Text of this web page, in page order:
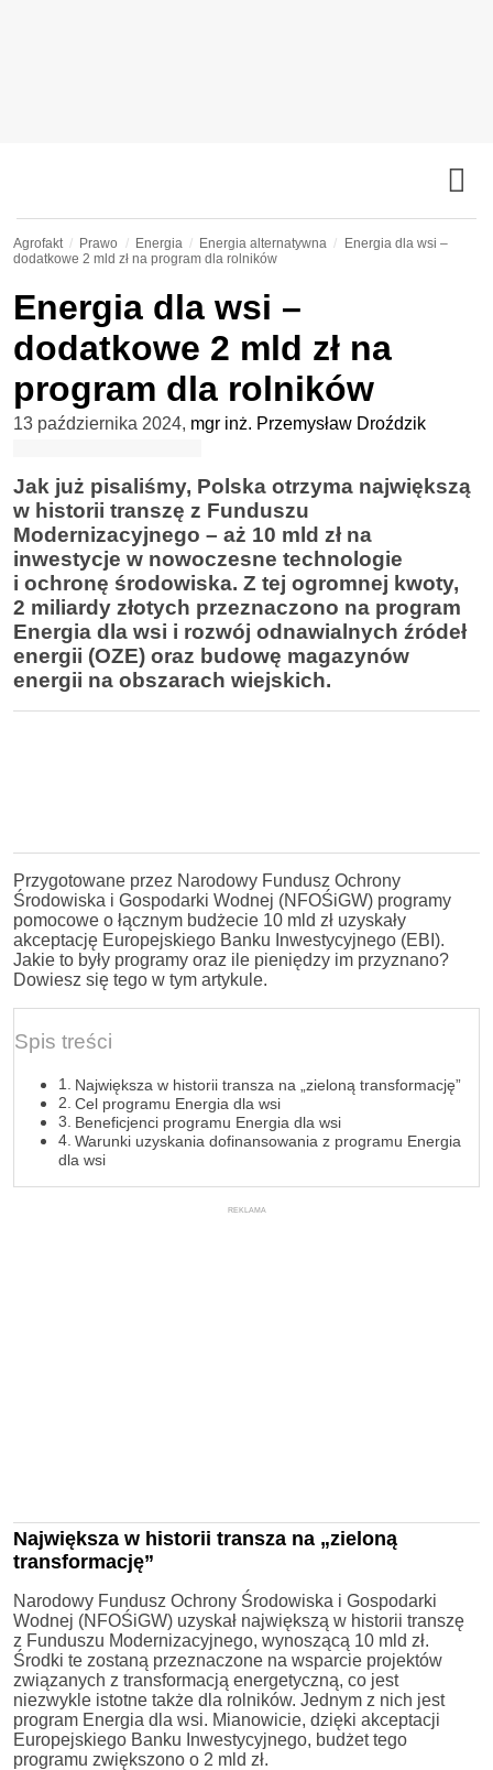
Agrofakt Prawo Energia Energia alternatywna
Energia dla wsi –
dodatkowe 2 mld zł na program dla rolników
Energia dla wsi –
dodatkowe 2 mld zł na
program dla rolników
13 października 2024, mgr inż. Przemysław Droździk
Jak już pisaliśmy, Polska otrzyma największą
w historii transzę z Funduszu
Modernizacyjnego – aż 10 mld zł na
inwestycje w nowoczesne technologie
i ochronę środowiska. Z tej ogromnej kwoty,
2 miliardy złotych przeznaczono na program
Energia dla wsi i rozwój odnawialnych źródeł
energii (OZE) oraz budowę magazynów
energii na obszarach wiejskich.
Przygotowane przez Narodowy Fundusz Ochrony
Środowiska i Gospodarki Wodnej (NFOŚiGW) programy
pomocowe o łącznym budżecie 10 mld zł uzyskały
akceptację Europejskiego Banku Inwestycyjnego (EBI).
Jakie to były programy oraz ile pieniędzy im przyznano?
Dowiesz się tego w tym artykule.
Spis treści
Największa w historii transza na „zieloną transformację”
Cel programu Energia dla wsi
Beneficjenci programu Energia dla wsi
Warunki uzyskania dofinansowania z programu Energia
dla wsi
REKLAMA
Największa w historii transza na „zieloną
transformację”
Narodowy Fundusz Ochrony Środowiska i Gospodarki
Wodnej (NFOŚiGW) uzyskał największą w historii transzę
z Funduszu Modernizacyjnego, wynoszącą 10 mld zł.
Środki te zostaną przeznaczone na wsparcie projektów
związanych z transformacją energetyczną, co jest
niezwykle istotne także dla rolników. Jednym z nich jest
program Energia dla wsi. Mianowicie, dzięki akceptacji
Europejskiego Banku Inwestycyjnego, budżet tego
programu zwiększono o 2 mld zł.